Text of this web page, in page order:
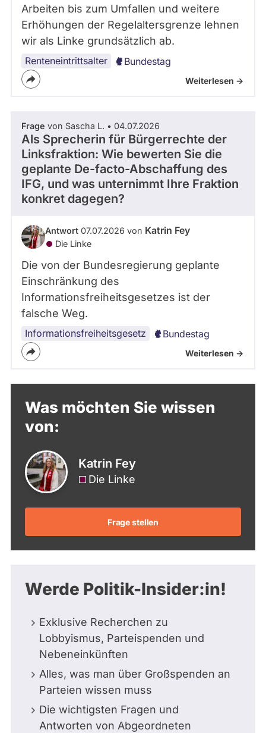
Arbeiten bis zum Umfallen und weitere
Erhöhungen der Regelaltersgrenze lehnen
wir als Linke grundsätzlich ab.
Renteneintrittsalter Bundestag
Weiterlesen ->
Frage von Sascha L. • 04.07.2026
Als Sprecherin für Bürgerrechte der
Linksfraktion: Wie bewerten Sie die
geplante De-facto-Abschaffung des
IFG, und was unternimmt Ihre Fraktion
konkret dagegen?
Antwort 07.07.2026 von Katrin Fey
Die Linke
Die von der Bundesregierung geplante
Einschränkung des
Informationsfreiheitsgesetzes ist der
falsche Weg.
Informationsfreiheitsgesetz Bundestag
Weiterlesen ->
Was möchten Sie wissen
von:
Katrin Fey
Die Linke
Frage stellen
Werde Politik-Insider:in!
Exklusive Recherchen zu
Lobbyismus, Parteispenden und
Nebeneinkünften
Alles, was man über Großspenden an
Parteien wissen muss
Die wichtigsten Fragen und
Antworten von Abgeordneten